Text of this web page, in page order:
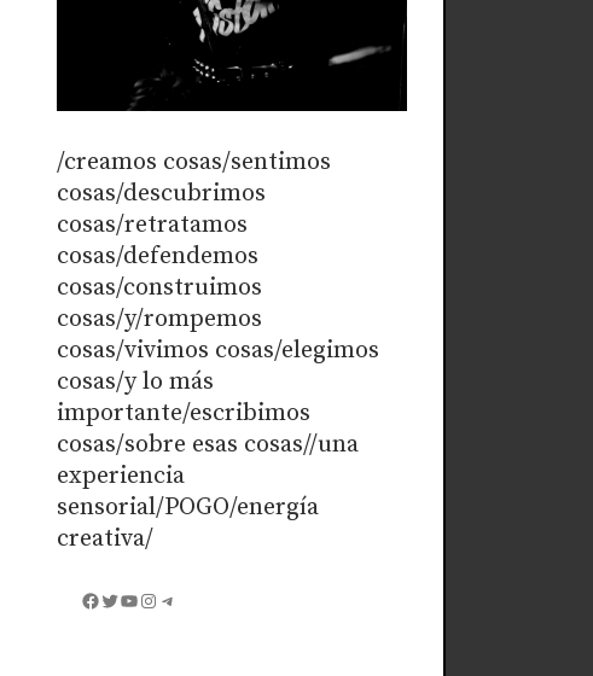
/creamos cosas/sentimos
cosas/descubrimos
cosas/retratamos
cosas/defendemos
cosas/construimos
cosas/y/rompemos
cosas/vivimos cosas/elegimos
cosas/y lo más
importante/escribimos
cosas/sobre esas cosas//una
experiencia
sensorial/POGO/energía
creativa/
Facebook
Twitter
YouTube
Instagram
Telegram